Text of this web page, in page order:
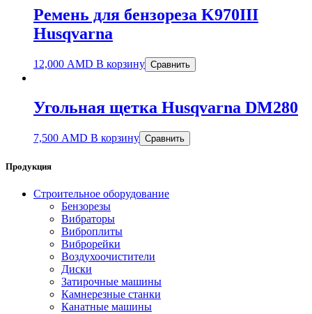
Ремень для бензореза K970III
Husqvarna
12,000 AMD В корзину Сравнить
Угольная щетка Husqvarna DM280
7,500 AMD В корзину Сравнить
Продукция
Строительное оборудование
Бензорезы
Вибраторы
Виброплиты
Виброрейки
Воздухоочистители
Диски
Затирочные машины
Камнерезные станки
Канатные машины